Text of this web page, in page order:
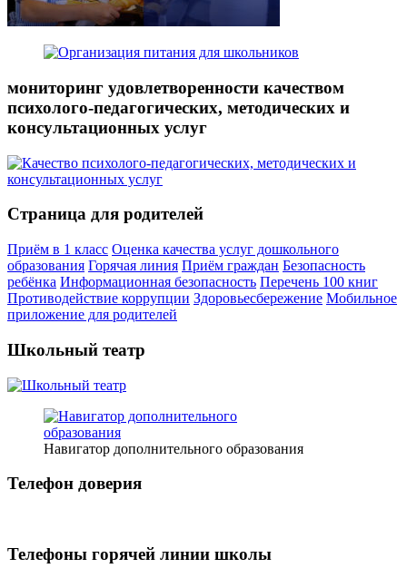
мониторинг удовлетворенности качеством
психолого-педагогических, методических и
консультационных услуг
Страница для родителей
Приём в 1 класс Оценка качества услуг дошкольного
образования Горячая линия Приём граждан Безопасность
ребёнка Информационная безопасность Перечень 100 книг
Противодействие коррупции Здоровьесбережение Мобильное
приложение для родителей
Школьный театр
Навигатор дополнительного образования
Телефон доверия
Телефоны горячей линии школы